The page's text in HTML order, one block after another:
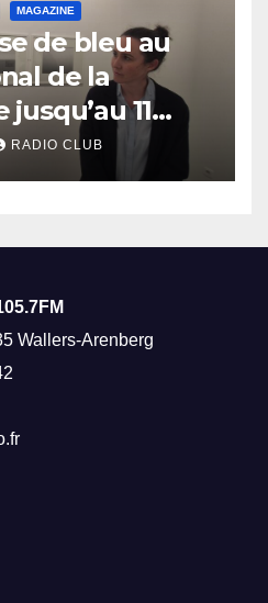
MAGAZINE
de bleu au
de la
11
RADIO CLUB
Wallers-Arenberg